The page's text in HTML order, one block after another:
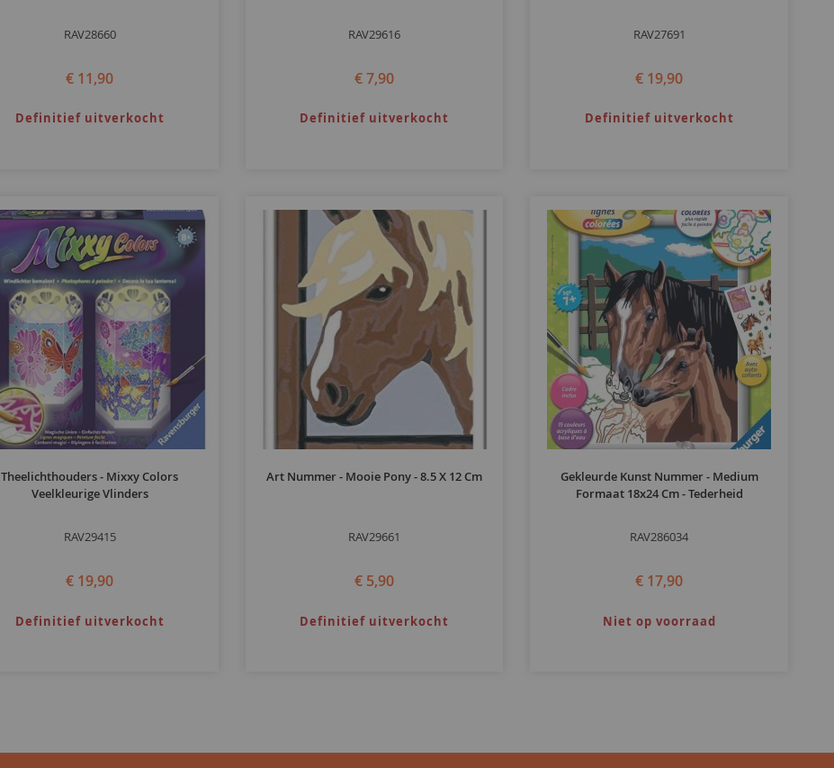
RAV28660
€ 11,90
Definitief uitverkocht
RAV29616
€ 7,90
Definitief uitverkocht
RAV27691
€ 19,90
Definitief uitverkocht
Theelichthouders - Mixxy Colors
Veelkleurige Vlinders
RAV29415
€ 19,90
Definitief uitverkocht
Art Nummer - Mooie Pony - 8.5 X 12 Cm
RAV29661
€ 5,90
Definitief uitverkocht
Gekleurde Kunst Nummer - Medium
Formaat 18x24 Cm - Tederheid
RAV286034
€ 17,90
Niet op voorraad